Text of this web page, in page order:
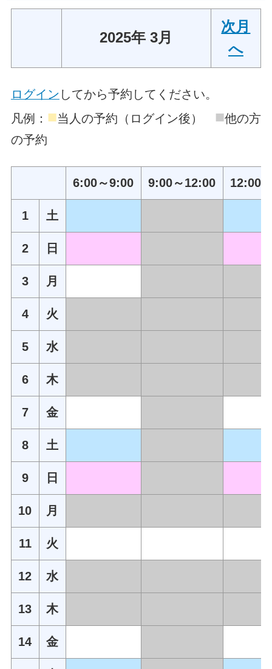
2025年 3月
次月
へ
ログイン してから予約してください。
凡例： ■当人の予約（ログイン後） ■他の方
の予約
6:00～9:00 9:00～12:00 12:00
1 土
2 日
3 月
4 火
5 水
6 木
7 金
8 土
9 日
10 月
11 火
12 水
13 木
14 金